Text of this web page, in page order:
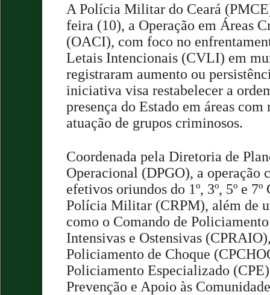
A Polícia Militar do Ceará
feira (10), a Operação em Áreas
(OACI), com foco no
Letais Intencionais (CVLI) em
registraram aumento ou
iniciativa visa restabelecer a
presença do Estado em áreas
atuação de grupos criminosos.
Coordenada pela Diretoria de
Operacional (DPGO), a operação
efetivos oriundos do 1º, 3º, 5º e
Polícia Militar (CRPM), além de
como o Comando de
Intensivas e Ostensivas
Policiamento de Choque
Policiamento Especializado
Prevenção e Apoio às